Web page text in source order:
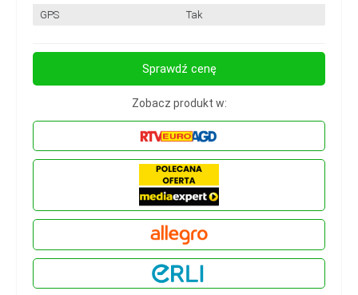
GPS
Tak
Sprawdź cenę
Zobacz produkt w: